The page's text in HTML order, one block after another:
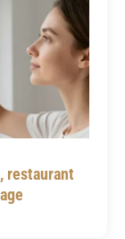
restaurant